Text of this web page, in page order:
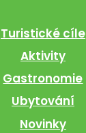
Turistické cíle
Aktivity
Gastronomie
Ubytování
Novinky